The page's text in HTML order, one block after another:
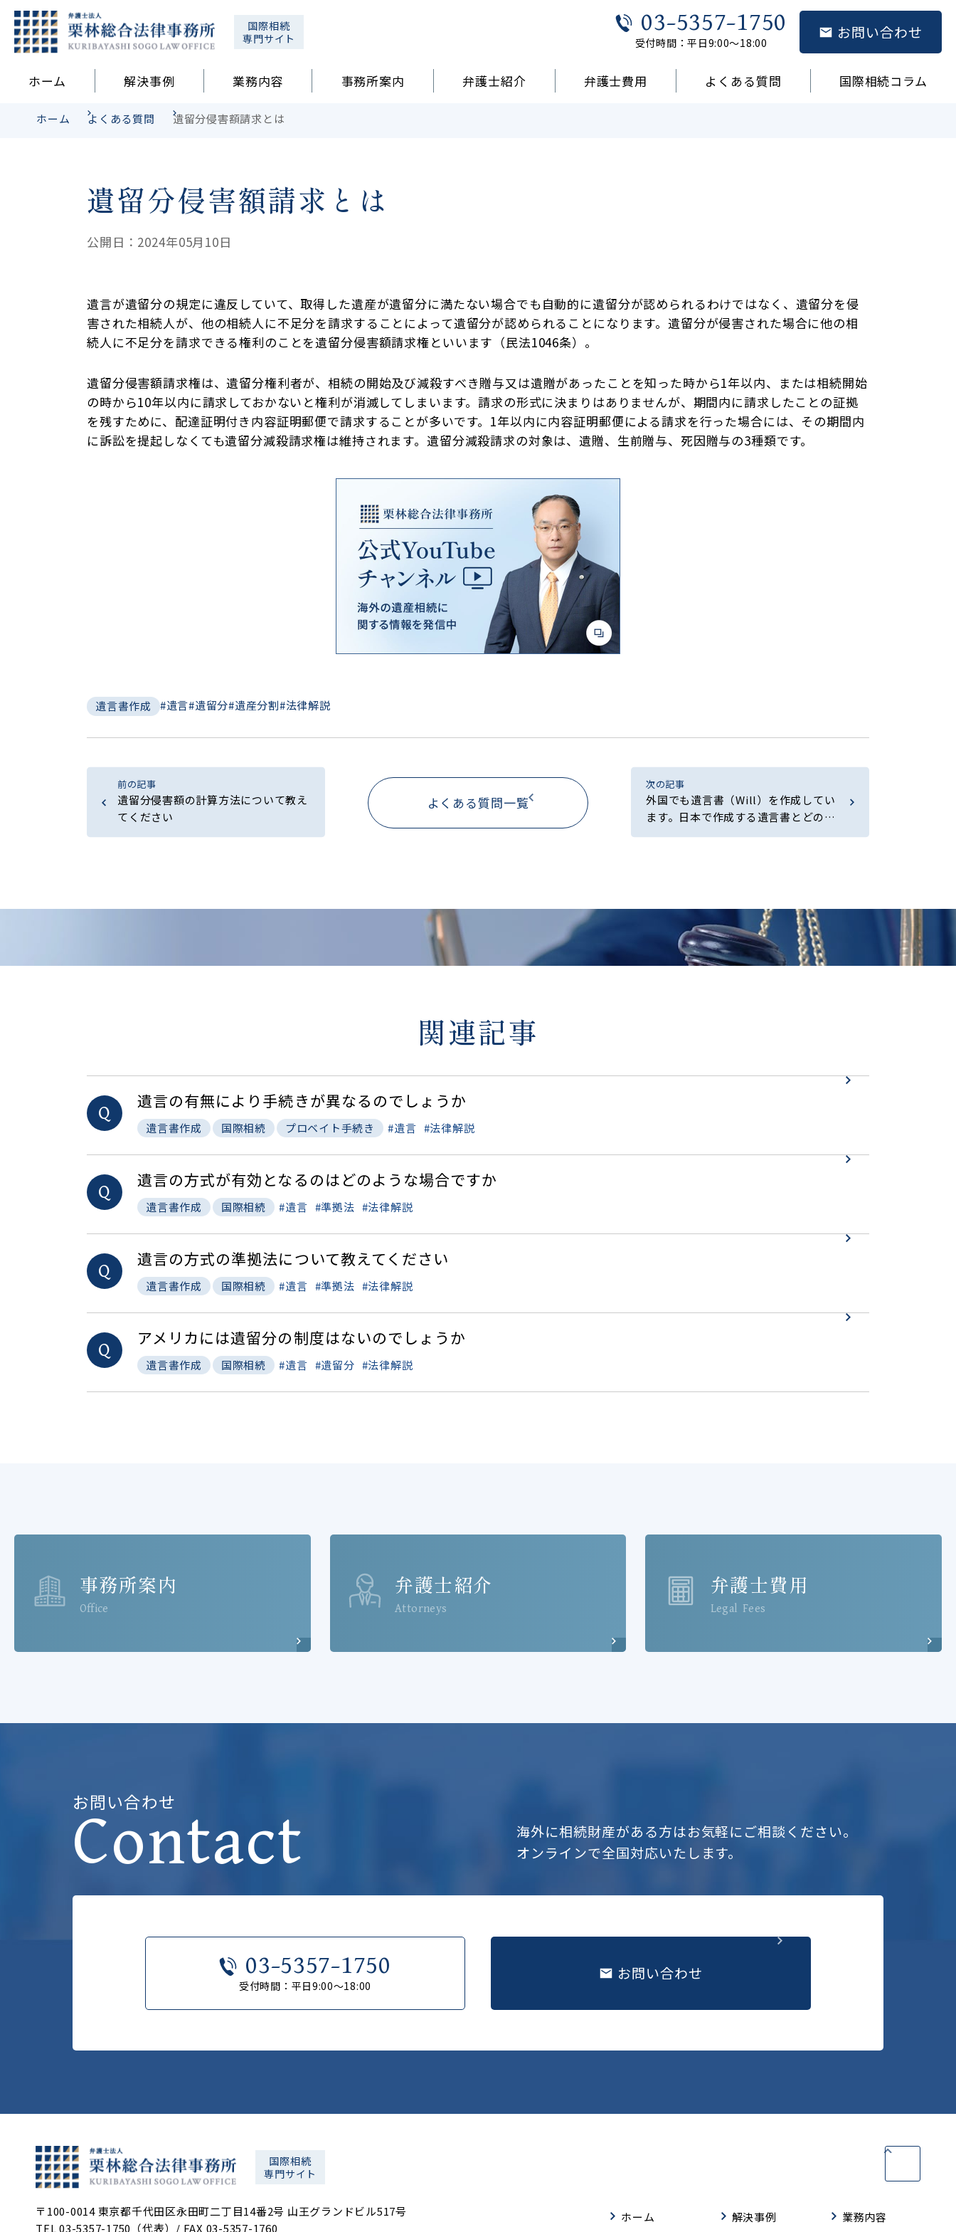
国際相続
専門サイト
03-5357-1750
受付時間：平日9:00～18:00
お問い合わせ
ホーム 解決事例 業務内容 事務所案内 弁護士紹介 弁護士費用 よくある質問 国際相続コラム
ホーム よくある質問 遺留分侵害額請求とは
遺留分侵害額請求とは
公開日：2024年05月10日
遺言が遺留分の規定に違反していて、取得した遺産が遺留分に満たない場合でも自動的に遺留分が認められるわけではなく、遺留分を侵
害された相続人が、他の相続人に不足分を請求することによって遺留分が認められることになります。遺留分が侵害された場合に他の相
続人に不足分を請求できる権利のことを遺留分侵害額請求権といいます（民法1046条）。
遺留分侵害額請求権は、遺留分権利者が、相続の開始及び減殺すべき贈与又は遺贈があったことを知った時から1年以内、または相続開始
の時から10年以内に請求しておかないと権利が消滅してしまいます。請求の形式に決まりはありませんが、期間内に請求したことの証拠
を残すために、配達証明付き内容証明郵便で請求することが多いです。1年以内に内容証明郵便による請求を行った場合には、その期間内
に訴訟を提起しなくても遺留分減殺請求権は維持されます。遺留分減殺請求の対象は、遺贈、生前贈与、死因贈与の3種類です。
遺言書作成 #遺言#遺留分#遺産分割#法律解説
よくある質問一覧
前の記事
遺留分侵害額の計算方法について教え
てください
次の記事
外国でも遺言書（Will）を作成してい
ます。日本で作成する遺言書とどのよ
うな違いがあるのですか
関連記事
Q
遺言の有無により手続きが異なるのでしょうか
遺言書作成 国際相続 プロベイト手続き 遺言 法律解説
Q
遺言の方式が有効となるのはどのような場合ですか
遺言書作成 国際相続 遺言 準拠法 法律解説
Q
遺言の方式の準拠法について教えてください
遺言書作成 国際相続 遺言 準拠法 法律解説
Q
アメリカには遺留分の制度はないのでしょうか
遺言書作成 国際相続 遺言 遺留分 法律解説
事務所案内
Office
弁護士紹介
Attorneys
弁護士費用
Legal Fees
お問い合わせ
Contact
海外に相続財産がある方はお気軽にご相談ください。
オンラインで全国対応いたします。
03-5357-1750
受付時間：平日9:00～18:00
お問い合わせ
ホーム 解決事例 業務内容
国際相続
専門サイト
〒100-0014 東京都千代田区永田町二丁目14番2号 山王グランドビル517号
TEL 03-5357-1750（代表）/ FAX 03-5357-1760